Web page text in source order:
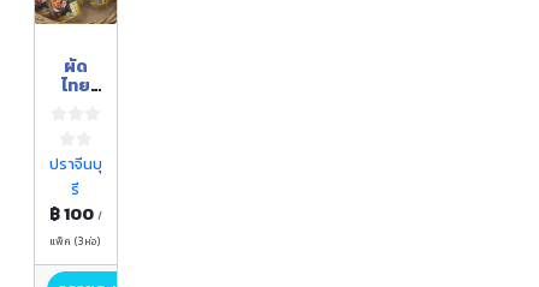
ผัด
ไทย
มะม่วง
หาว
มะนาว
โห่
ปราจีนบุ
รี
฿ 100 /
แพ็ค (3ห่อ)